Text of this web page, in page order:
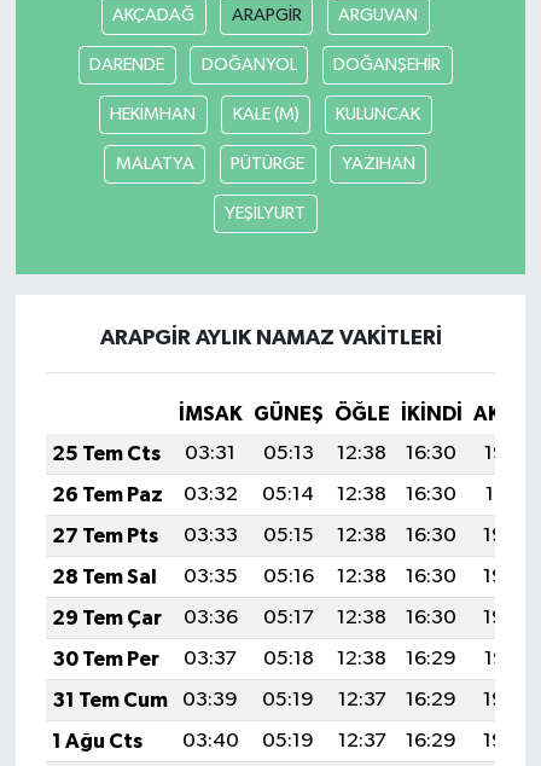
AKÇADAĞ ARAPGİR ARGUVAN
DARENDE DOĞANYOL DOĞANŞEHİR
HEKİMHAN KALE (M) KULUNCAK
MALATYA PÜTÜRGE YAZIHAN
YEŞİLYURT
ARAPGİR AYLIK NAMAZ VAKITLERI
İMSAK GÜNEŞ ÖĞLE İKINDI
25 Tem Cts
03:31 05:13 12:38 16:30
19:52
26 Tem Paz
03:32 05:14 12:38 16:30
19:51
27 Tem Pts
03:33 05:15 12:38 16:30
19:50
28 Tem Sal
03:35 05:16 12:38 16:30
19:49
29 Tem Çar
03:36 05:17 12:38 16:30
19:48
30 Tem Per
03:37 05:18 12:38 16:29
19:47
31 Tem Cum
03:39 05:19 12:37 16:29
19:46
1 Ağu Cts
03:40 05:19 12:37 16:29
19:45